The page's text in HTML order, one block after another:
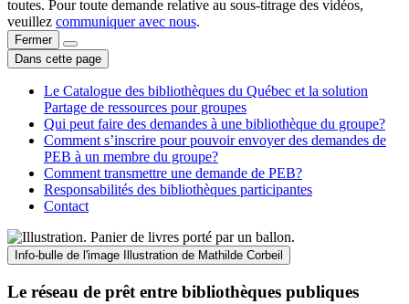
toutes. Pour toute demande relative au sous-titrage des vidéos,
veuillez communiquer avec nous.
Fermer
Dans cette page
Le Catalogue des bibliothèques du Québec et la solution
Partage de ressources pour groupes
Qui peut faire des demandes à une bibliothèque du groupe?
Comment s’inscrire pour pouvoir envoyer des demandes de
PEB à un membre du groupe?
Comment transmettre une demande de PEB?
Responsabilités des bibliothèques participantes
Contact
Info-bulle de l'image Illustration de Mathilde Corbeil
Le réseau de prêt entre bibliothèques publiques